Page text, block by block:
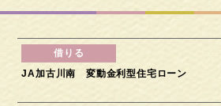
JA加古川南 変動金利型住宅ローン